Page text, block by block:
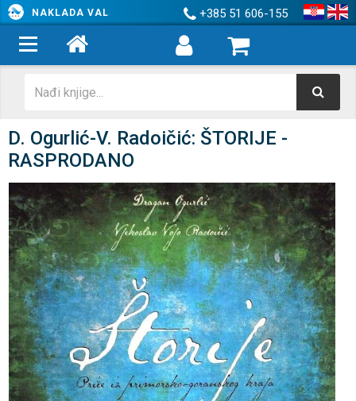
NAKLADA VAL +385 51 606-155
D. Ogurlić-V. Radoičić: ŠTORIJE -
RASPRODANO